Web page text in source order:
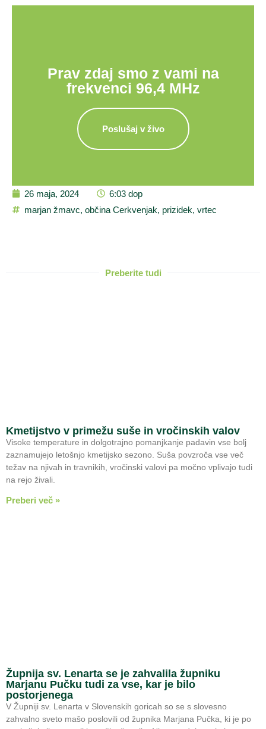
Prav zdaj smo z vami na
frekvenci 96,4 MHz
Poslušaj v živo
26 maja, 2024
6:03 dop
marjan žmavc, občina Cerkvenjak, prizidek, vrtec
Preberite tudi
Kmetijstvo v primežu suše in vročinskih valov
Visoke temperature in dolgotrajno pomanjkanje padavin vse bolj
zaznamujejo letošnjo kmetijsko sezono. Suša povzroča vse več
težav na njivah in travnikih, vročinski valovi pa močno vplivajo tudi
na rejo živali.
Preberi več »
Župnija sv. Lenarta se je zahvalila župniku
Marjanu Pučku tudi za vse, kar je bilo
postorjenega
V Župniji sv. Lenarta v Slovenskih goricah so se s slovesno
zahvalno sveto mašo poslovili od župnika Marjana Pučka, ki je po